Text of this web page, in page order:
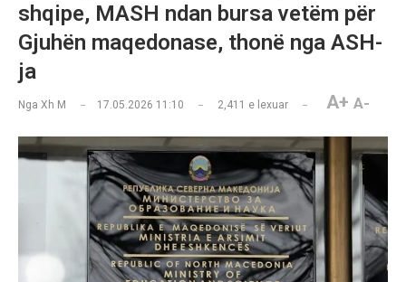
shqipe, MASH ndan bursa vetëm për
Gjuhën maqedonase, thonë nga ASH-
ja
Nga Xh M 17.05.2026 11:10 2,411 e lexuar A+ A-